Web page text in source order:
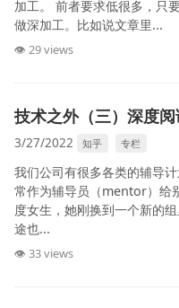
加工。 前者要求低很多，只
做深加工。比如说文章里...
👁 29 views
技术之外（三）深度
3/27/2022 知乎 专栏
我们公司有很多各类的辅导
常作为辅导员（mentor）给
度女生，她刚换到一个新的
途也...
👁 33 views